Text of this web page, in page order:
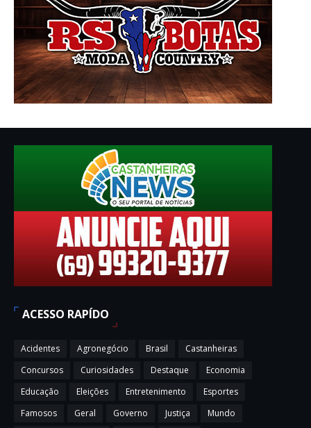
ACESSO RAPÍDO
Acidentes Agronegócio Brasil
Castanheiras
Concursos
Curiosidades Destaque
Economia
Educação
Eleições Entretenimento
Esportes
Famosos
Geral Governo Justiça
Mundo